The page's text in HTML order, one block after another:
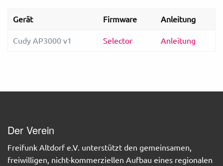
Gerät Firmware Anleitung
Cudy AP3000 v1 Selector Anleitung
Der Verein
Freifunk Altdorf e.V. unterstützt den gemeinsamen,
freiwilligen, nicht-kommerziellen Aufbau eines regionalen